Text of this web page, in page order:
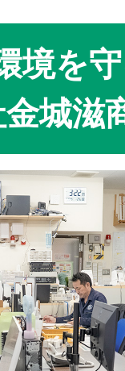
境を
城滋